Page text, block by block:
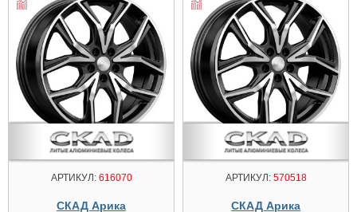
АРТИКУЛ:616070
СКАД Арика
АРТИКУЛ:570518
СКАД Арика